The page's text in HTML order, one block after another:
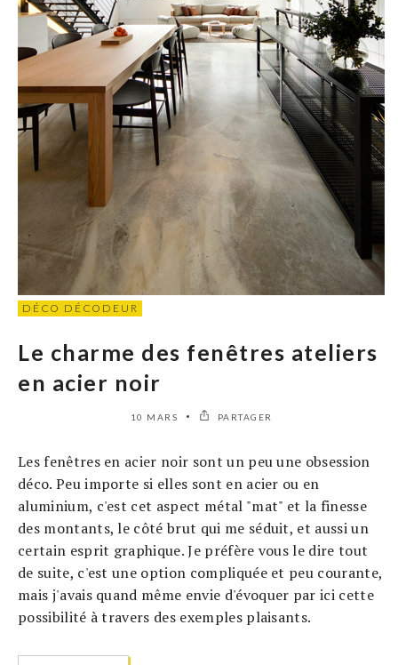
DÉCO DÉCODEUR
Le charme des fenêtres ateliers
en acier noir
10 MARS PARTAGER
Les fenêtres en acier noir sont un peu une obsession
déco. Peu importe si elles sont en acier ou en
aluminium, c'est cet aspect métal "mat" et la finesse
des montants, le côté brut qui me séduit, et aussi un
certain esprit graphique. Je préfère vous le dire tout
de suite, c'est une option compliquée et peu courante,
mais j'avais quand même envie d'évoquer par ici cette
possibilité à travers des exemples plaisants.